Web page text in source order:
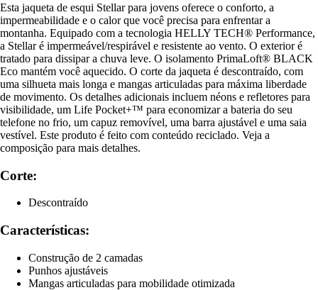
Esta jaqueta de esqui Stellar para jovens oferece o conforto, a
impermeabilidade e o calor que você precisa para enfrentar a
montanha. Equipado com a tecnologia HELLY TECH® Performance,
a Stellar é impermeável/respirável e resistente ao vento. O exterior é
tratado para dissipar a chuva leve. O isolamento PrimaLoft® BLACK
Eco mantém você aquecido. O corte da jaqueta é descontraído, com
uma silhueta mais longa e mangas articuladas para máxima liberdade
de movimento. Os detalhes adicionais incluem néons e refletores para
visibilidade, um Life Pocket+™ para economizar a bateria do seu
telefone no frio, um capuz removível, uma barra ajustável e uma saia
vestível. Este produto é feito com conteúdo reciclado. Veja a
composição para mais detalhes.
Corte:
Descontraído
Características:
Construção de 2 camadas
Punhos ajustáveis
Mangas articuladas para mobilidade otimizada